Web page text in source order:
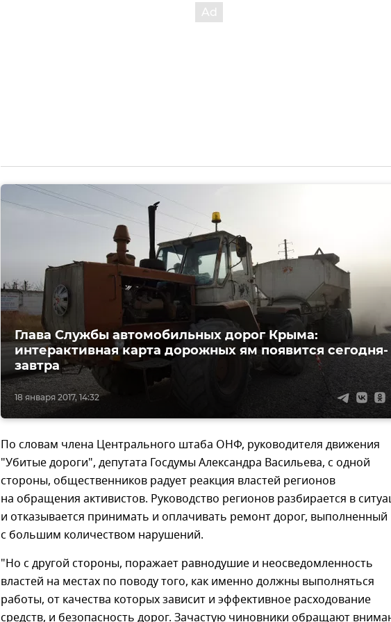
18 января 2017, 14:32
Глава Службы автомобильных дорог Крыма:
интерактивная карта дорожных ям появится сегодня-
завтра
По словам члена Центрального штаба ОНФ, руководителя движения
"Убитые дороги", депутата Госдумы Александра Васильева, с одной
стороны, общественников радует реакция властей регионов
на обращения активистов. Руководство регионов разбирается в
и отказывается принимать и оплачивать ремонт дорог, выполненный
с большим количеством нарушений.
"Но с другой стороны, поражает равнодушие и неосведомленность
властей на местах по поводу того, как именно должны выполняться
работы, от качества которых зависит и эффективное расходование
средств, и безопасность дорог. Зачастую чиновники обращают